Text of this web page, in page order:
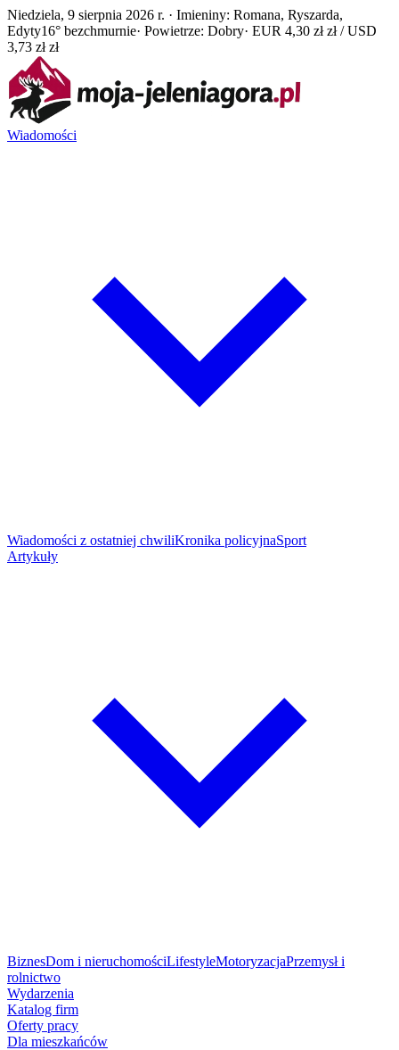
Niedziela, 9 sierpnia 2026 r. · Imieniny: Romana, Ryszarda,
Edyty16° bezchmurnie· Powietrze: Dobry· EUR 4,30 zł zł / USD
3,73 zł zł
Wiadomości
Wiadomości z ostatniej chwiliKronika policyjnaSport
Artykuły
BiznesDom i nieruchomościLifestyleMotoryzacjaPrzemysł i
rolnictwo
Wydarzenia
Katalog firm
Oferty pracy
Dla mieszkańców